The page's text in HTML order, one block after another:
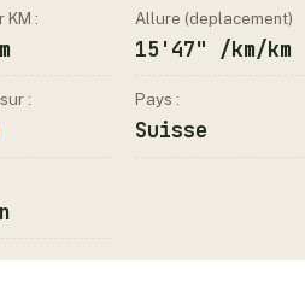
KM : Allure (deplacement)
15'47" /km/km
: Pays :
Suisse